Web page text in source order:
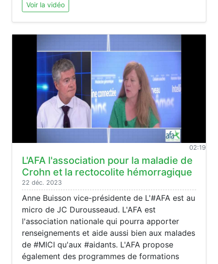
Voir la vidéo
02:19
L'AFA l'association pour la maladie de
Crohn et la rectocolite hémorragique
22 déc. 2023
Anne Buisson vice-présidente de L'#AFA est au
micro de JC Durousseaud. L'AFA est
l'association nationale qui pourra apporter
renseignements et aide aussi bien aux malades
de #MICI qu'aux #aidants. L'AFA propose
également des programmes de formations